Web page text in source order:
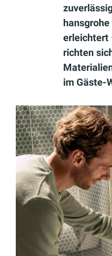
erleichtert
richten
im Gäste-